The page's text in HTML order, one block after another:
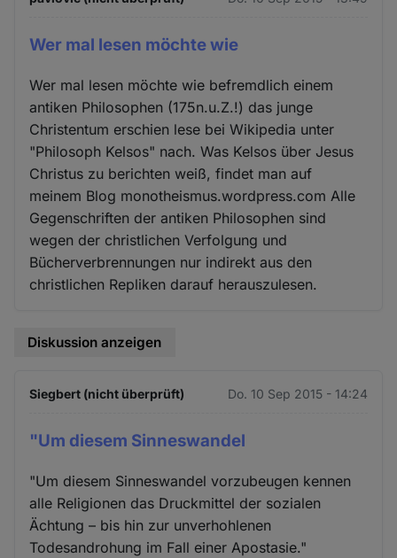
Wer mal lesen möchte wie
Wer mal lesen möchte wie befremdlich einem
antiken Philosophen (175n.u.Z.!) das junge
Christentum erschien lese bei Wikipedia unter
"Philosoph Kelsos" nach. Was Kelsos über Jesus
Christus zu berichten weiß, findet man auf
meinem Blog monotheismus.wordpress.com Alle
Gegenschriften der antiken Philosophen sind
wegen der christlichen Verfolgung und
Bücherverbrennungen nur indirekt aus den
christlichen Repliken darauf herauszulesen.
Diskussion anzeigen
Siegbert (nicht überprüft) Do. 10 Sep 2015 - 14:24
"Um diesem Sinneswandel
"Um diesem Sinneswandel vorzubeugen kennen
alle Religionen das Druckmittel der sozialen
Ächtung – bis hin zur unverhohlenen
Todesandrohung im Fall einer Apostasie."